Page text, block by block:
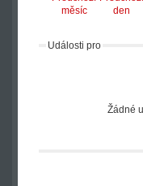
Události pro
Žádné